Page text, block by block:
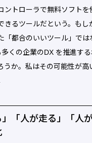
ントローラで無料ソフトを
きるツールだという。もし
「都合のいいツール」では
くの企業のDX を推進す
うか。私はその可能性が高
」「人が走る」「人